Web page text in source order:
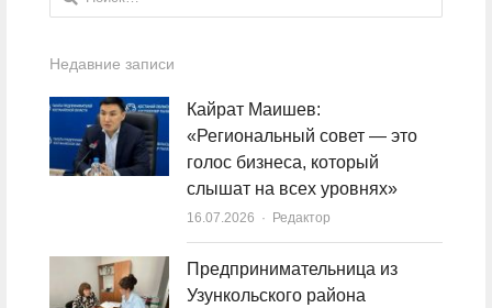
Недавние записи
Кайрат Маишев:
«Региональный совет — это
голос бизнеса, который
слышат на всех уровнях»
16.07.2026 Author
Редактор
Предпринимательница из
Узункольского района